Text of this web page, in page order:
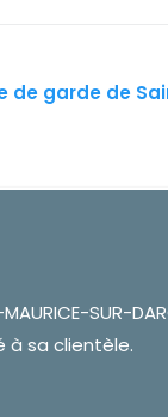
de garde de
SUR-
à sa clientèle.